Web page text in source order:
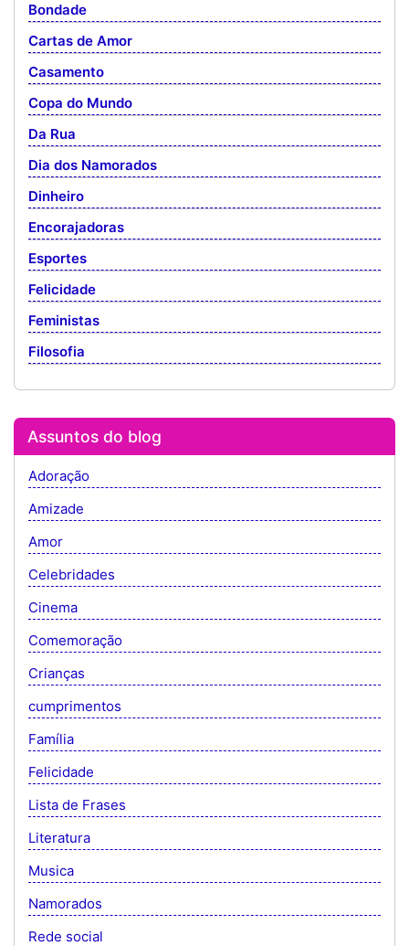
Bondade
Cartas de Amor
Casamento
Copa do Mundo
Da Rua
Dia dos Namorados
Dinheiro
Encorajadoras
Esportes
Felicidade
Feministas
Filosofia
Assuntos do blog
Adoração
Amizade
Amor
Celebridades
Cinema
Comemoração
Crianças
cumprimentos
Família
Felicidade
Lista de Frases
Literatura
Musica
Namorados
Rede social